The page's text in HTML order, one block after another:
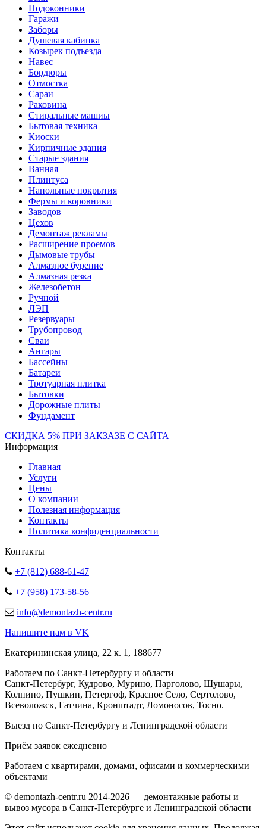
Подоконники
Гаражи
Заборы
Душевая кабинка
Козырек подъезда
Навес
Бордюры
Отмостка
Сараи
Раковина
Стиральные машиы
Бытовая техника
Киоски
Кирпичные здания
Старые здания
Ванная
Плинтуса
Напольные покрытия
Фермы и коровники
Заводов
Цехов
Демонтаж рекламы
Расширение проемов
Дымовые трубы
Алмазное бурение
Алмазная резка
Железобетон
Ручной
ЛЭП
Резервуары
Трубопровод
Сваи
Ангары
Бассейны
Батареи
Тротуарная плитка
Бытовки
Дорожные плиты
Фундамент
СКИДКА 5% ПРИ ЗАКЗАЗЕ С САЙТА
Информация
Главная
Услуги
Цены
О компании
Полезная информация
Контакты
Политика конфиденциальности
Контакты
+7 (812) 688-61-47
+7 (958) 173-58-56
info@demontazh-centr.ru
Напишите нам в VK
Екатерининская улица, 22 к. 1, 188677
Работаем по Санкт-Петербургу и области
Санкт-Петербург, Кудрово, Мурино, Парголово, Шушары,
Колпино, Пушкин, Петергоф, Красное Село, Сертолово,
Всеволожск, Гатчина, Кронштадт, Ломоносов, Тосно.
Выезд по Санкт-Петербургу и Ленинградской области
Приём заявок ежедневно
Работаем с квартирами, домами, офисами и коммерческими
объектами
© demontazh-centr.ru 2014-2026 — демонтажные работы и
вывоз мусора в Санкт-Петербурге и Ленинградской области